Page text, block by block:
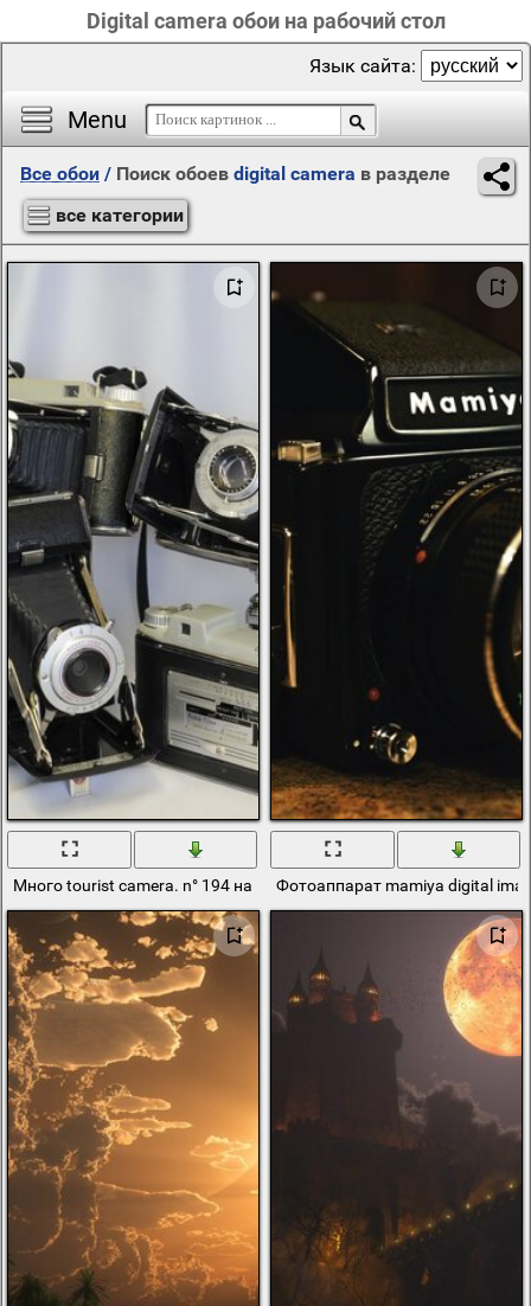
Digital camera обои на рабочий стол
Menu
Язык сайта:
Все обои / Поиск обоев digital camera в разделе
все категории
Много tourist camera. n° 194 на белом фонеФотоаппарат mamiya digital